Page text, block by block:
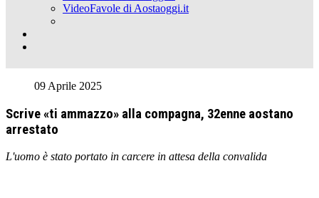
VideoFavole di Aostaoggi.it
09 Aprile 2025
Scrive «ti ammazzo» alla compagna, 32enne aostano
arrestato
L'uomo è stato portato in carcere in attesa della convalida